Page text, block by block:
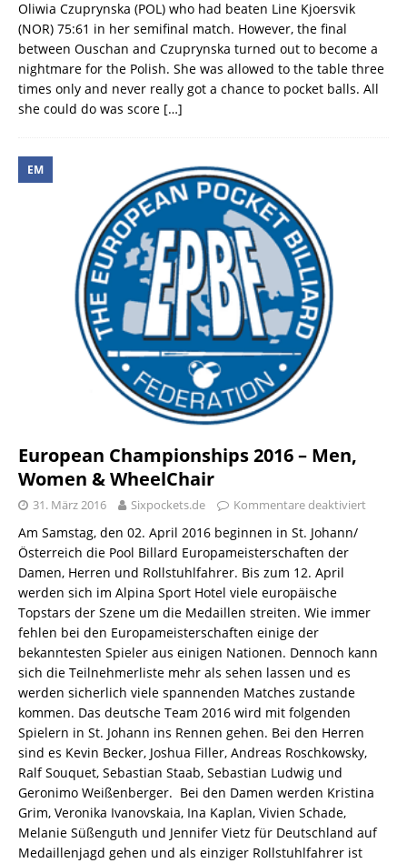
Oliwia Czuprynska (POL) who had beaten Line Kjoersvik
(NOR) 75:61 in her semifinal match. However, the final
between Ouschan and Czuprynska turned out to become a
nightmare for the Polish. She was allowed to the table three
times only and never really got a chance to pocket balls. All
she could do was score […]
EM
European Championships 2016 – Men,
Women & WheelChair
31. März 2016 Sixpockets.de Kommentare deaktiviert
Am Samstag, den 02. April 2016 beginnen in St. Johann/
Österreich die Pool Billard Europameisterschaften der
Damen, Herren und Rollstuhlfahrer. Bis zum 12. April
werden sich im Alpina Sport Hotel viele europäische
Topstars der Szene um die Medaillen streiten. Wie immer
fehlen bei den Europameisterschaften einige der
bekanntesten Spieler aus einigen Nationen. Dennoch kann
sich die Teilnehmerliste mehr als sehen lassen und es
werden sicherlich viele spannenden Matches zustande
kommen. Das deutsche Team 2016 wird mit folgenden
Spielern in St. Johann ins Rennen gehen. Bei den Herren
sind es Kevin Becker, Joshua Filler, Andreas Roschkowsky,
Ralf Souquet, Sebastian Staab, Sebastian Ludwig und
Geronimo Weißenberger. Bei den Damen werden Kristina
Grim, Veronika Ivanovskaia, Ina Kaplan, Vivien Schade,
Melanie Süßenguth und Jennifer Vietz für Deutschland auf
Medaillenjagd gehen und als einziger Rollstuhlfahrer ist